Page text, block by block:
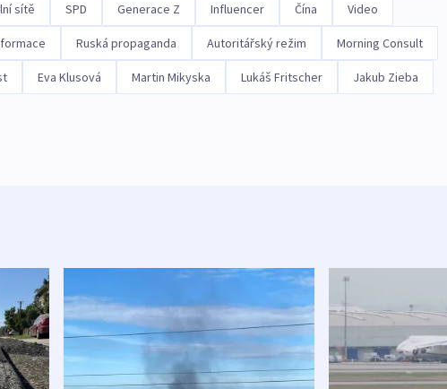
sítě SPD Generace Z Influencer Čína Video
Ruská propaganda Autoritářský režim Morning Consult
Eva Klusová Martin Mikyska Lukáš Fritscher Jakub Zieba